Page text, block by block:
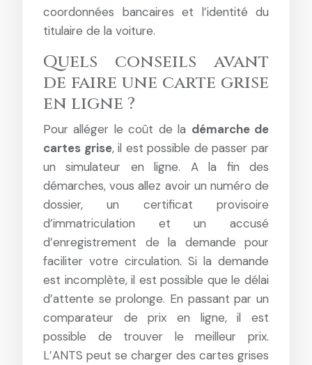
coordonnées bancaires et l’identité du
titulaire de la voiture.
Quels conseils avant
de faire une carte grise
en ligne ?
Pour alléger le coût de la démarche de
cartes grise, il est possible de passer par
un simulateur en ligne. A la fin des
démarches, vous allez avoir un numéro de
dossier, un certificat provisoire
d’immatriculation et un accusé
d’enregistrement de la demande pour
faciliter votre circulation. Si la demande
est incomplète, il est possible que le délai
d’attente se prolonge. En passant par un
comparateur de prix en ligne, il est
possible de trouver le meilleur prix.
L’ANTS peut se charger des cartes grises